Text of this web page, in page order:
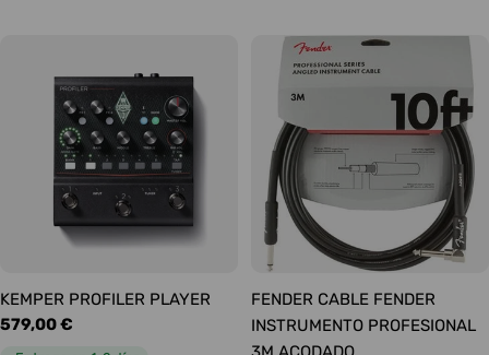
KEMPER PROFILER PLAYER
Precio
habitual
579,00 €
FENDER CABLE FENDER
INSTRUMENTO PROFESIONAL